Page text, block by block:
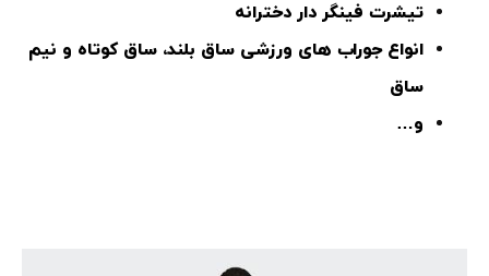
تیشرت فینگر دار دخترانه
انواع جوراب های ورزشی ساق بلند، ساق کوتاه و نیم
ساق
و…